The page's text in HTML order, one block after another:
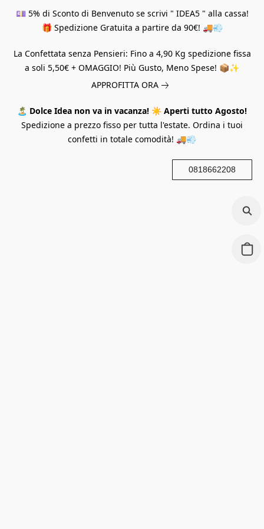
💷 5% di Sconto di Benvenuto se scrivi " IDEA5 " alla cassa!
🎁 Spedizione Gratuita a partire da 90€! 🚚💨
La Confettata senza Pensieri: Fino a 4,90 Kg spedizione fissa
a soli 5,50€ + OMAGGIO! Più Gusto, Meno Spese! 📦✨
APPROFITTA ORA
🏝️ Dolce Idea non va in vacanza! ☀️ Aperti tutto Agosto!
Spedizione a prezzo fisso per tutta l'estate. Ordina i tuoi
confetti in totale comodità! 🚚💨
0818662208